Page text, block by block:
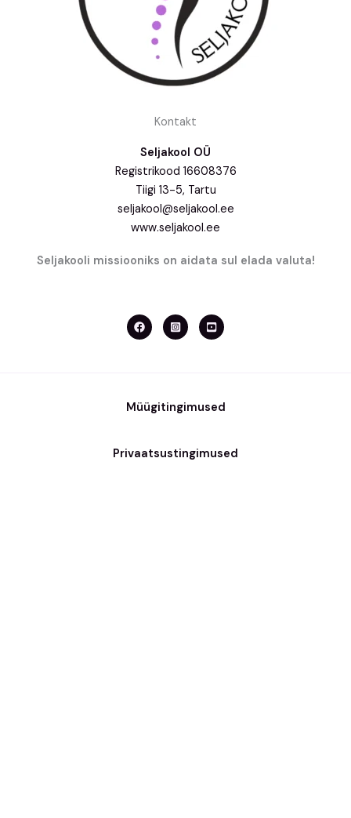
Kontakt
Seljakool OÜ
Registrikood 16608376
Tiigi 13-5, Tartu
seljakool@seljakool.ee
www.seljakool.ee
Seljakooli missiooniks on aidata sul elada valuta!
Müügitingimused
Privaatsustingimused